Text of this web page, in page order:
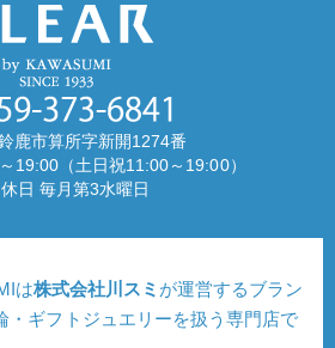
鹿市算所字新開1274番
19:00（土日祝11:00～19:00）
日 毎月第3水曜日
は株式会社川スミ が運営するブラン
・ギフトジュエリーを扱う専門店で